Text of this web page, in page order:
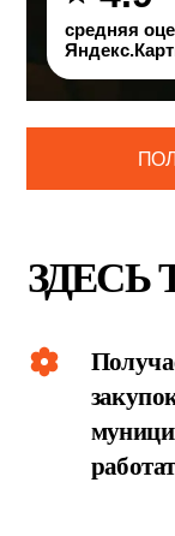
4.9
средняя
ЗДЕСЬ
Учишься
ФЗ,